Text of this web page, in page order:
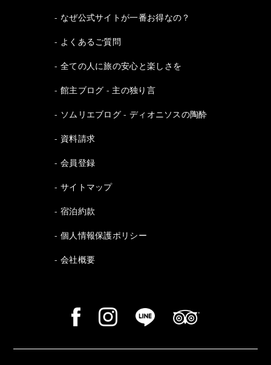
なぜ公式サイトが一番お得なの？
よくあるご質問
全ての人に旅の安心と楽しさを
館主ブログ - 主の独り言
ソムリエブログ - ディオニソスの陶酔
資料請求
会員登録
サイトマップ
宿泊約款
個人情報保護ポリシー
会社概要